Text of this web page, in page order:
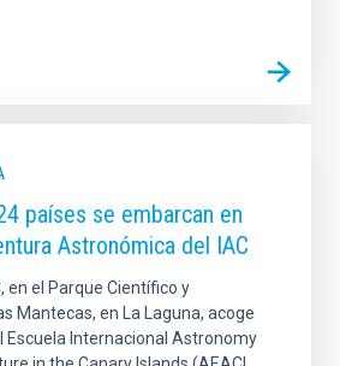
países se embarcan en
Astronómica del IAC
en el Parque Científico y
Mantecas, en La Laguna, acoge
Escuela Internacional Astronomy